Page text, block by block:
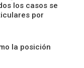
los casos se
por
la posición